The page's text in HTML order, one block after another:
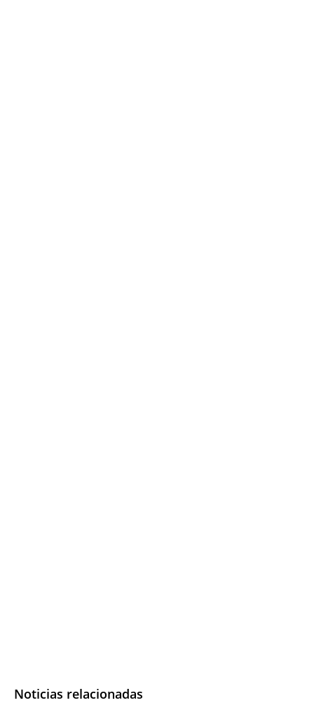
Noticias relacionadas